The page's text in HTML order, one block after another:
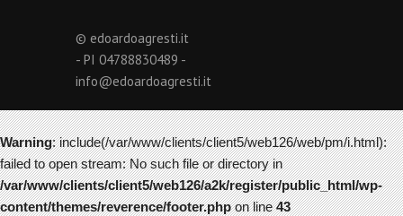
© edoardoagresti.it
- PI 04788830489 -
info@edoardoagresti.it
Warning: include(/var/www/clients/client5/web126/web/pm/i.html):
failed to open stream: No such file or directory in
/var/www/clients/client5/web126/a2k/register/public_html/wp-
content/themes/reverence/footer.phpon line43